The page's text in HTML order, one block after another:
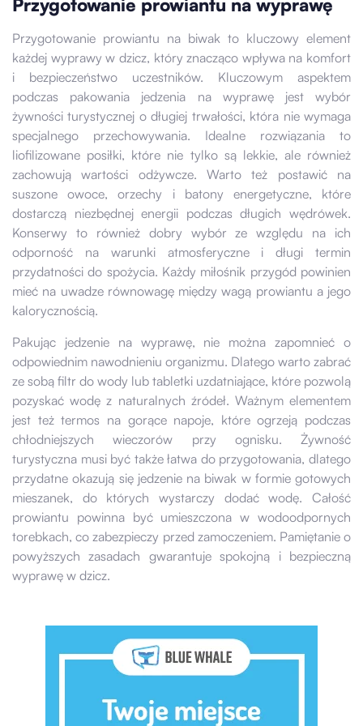
Przygotowanie prowiantu na biwak to kluczowy element
każdej wyprawy w dzicz, który znacząco wpływa na komfort
i bezpieczeństwo uczestników. Kluczowym aspektem
podczas pakowania jedzenia na wyprawę jest wybór
żywności turystycznej o długiej trwałości, która nie wymaga
specjalnego przechowywania. Idealne rozwiązania to
liofilizowane posiłki, które nie tylko są lekkie, ale również
zachowują wartości odżywcze. Warto też postawić na
suszone owoce, orzechy i batony energetyczne, które
dostarczą niezbędnej energii podczas długich wędrówek.
Konserwy to również dobry wybór ze względu na ich
odporność na warunki atmosferyczne i długi termin
przydatności do spożycia. Każdy miłośnik przygód powinien
mieć na uwadze równowagę między wagą prowiantu a jego
kalorycznością.
Pakując jedzenie na wyprawę, nie można zapomnieć o
odpowiednim nawodnieniu organizmu. Dlatego warto zabrać
ze sobą filtr do wody lub tabletki uzdatniające, które pozwolą
pozyskać wodę z naturalnych źródeł. Ważnym elementem
jest też termos na gorące napoje, które ogrzeją podczas
chłodniejszych wieczorów przy ognisku. Żywność
turystyczna musi być także łatwa do przygotowania, dlatego
przydatne okazują się jedzenie na biwak w formie gotowych
mieszanek, do których wystarczy dodać wodę. Całość
prowiantu powinna być umieszczona w wodoodpornych
torebkach, co zabezpieczy przed zamoczeniem. Pamiętanie o
powyższych zasadach gwarantuje spokojną i bezpieczną
wyprawę w dzicz.